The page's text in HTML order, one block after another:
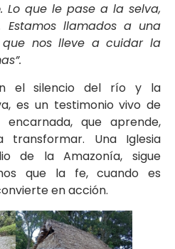
Lo que le pase a la selva,
llamados a una
que nos lleve a cuidar la
el silencio del río y la
es un testimonio vivo de
que aprende,
Una Iglesia
de la Amazonía, sigue
que la fe, cuando es
en acción.